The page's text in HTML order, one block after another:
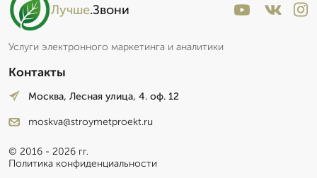
Лучше.Звони
Услуги электронного маркетинга и аналитики
Контакты
Москва, Лесная улица, 4. оф. 12
moskva@stroymetproekt.ru
© 2016 - 2026 гг.
Политика конфиденциальности